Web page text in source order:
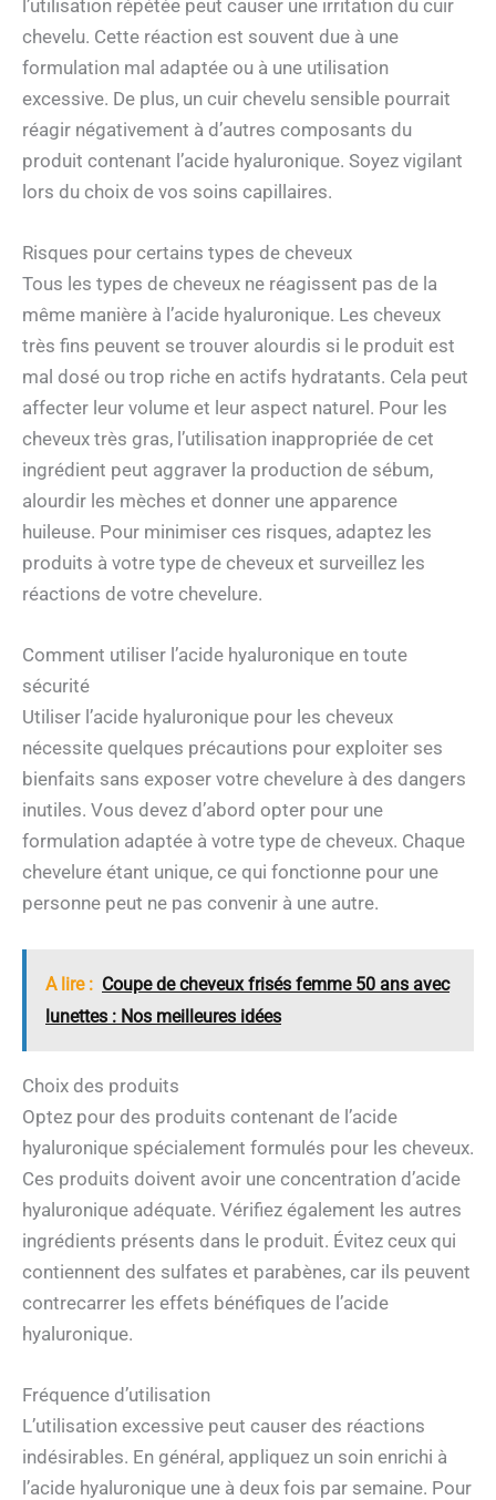
l’utilisation répétée peut causer une irritation du cuir
chevelu. Cette réaction est souvent due à une
formulation mal adaptée ou à une utilisation
excessive. De plus, un cuir chevelu sensible pourrait
réagir négativement à d’autres composants du
produit contenant l’acide hyaluronique. Soyez vigilant
lors du choix de vos soins capillaires.
Risques pour certains types de cheveux
Tous les types de cheveux ne réagissent pas de la
même manière à l’acide hyaluronique. Les cheveux
très fins peuvent se trouver alourdis si le produit est
mal dosé ou trop riche en actifs hydratants. Cela peut
affecter leur volume et leur aspect naturel. Pour les
cheveux très gras, l’utilisation inappropriée de cet
ingrédient peut aggraver la production de sébum,
alourdir les mèches et donner une apparence
huileuse. Pour minimiser ces risques, adaptez les
produits à votre type de cheveux et surveillez les
réactions de votre chevelure.
Comment utiliser l’acide hyaluronique en toute
sécurité
Utiliser l’acide hyaluronique pour les cheveux
nécessite quelques précautions pour exploiter ses
bienfaits sans exposer votre chevelure à des dangers
inutiles. Vous devez d’abord opter pour une
formulation adaptée à votre type de cheveux. Chaque
chevelure étant unique, ce qui fonctionne pour une
personne peut ne pas convenir à une autre.
A lire : Coupe de cheveux frisés femme 50 ans avec
lunettes : Nos meilleures idées
Choix des produits
Optez pour des produits contenant de l’acide
hyaluronique spécialement formulés pour les cheveux.
Ces produits doivent avoir une concentration d’acide
hyaluronique adéquate. Vérifiez également les autres
ingrédients présents dans le produit. Évitez ceux qui
contiennent des sulfates et parabènes, car ils peuvent
contrecarrer les effets bénéfiques de l’acide
hyaluronique.
Fréquence d’utilisation
L’utilisation excessive peut causer des réactions
indésirables. En général, appliquez un soin enrichi à
l’acide hyaluronique une à deux fois par semaine. Pour